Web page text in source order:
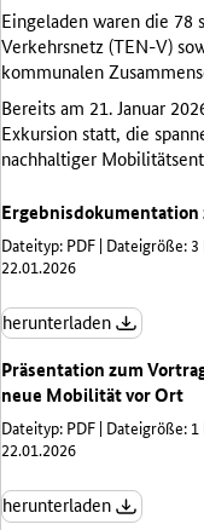
Eingeladen waren die 78
Verkehrsnetz (TEN-V)
kommunalen
Bereits am 21. Januar
Exkursion statt, die
nachhaltiger
Ergebnisdokumentation
Dateityp: PDF | Dateigröße:
22.01.2026
herunterladen
Präsentation zum
neue Mobilität vor Ort
Dateityp: PDF | Dateigröße:
22.01.2026
herunterladen